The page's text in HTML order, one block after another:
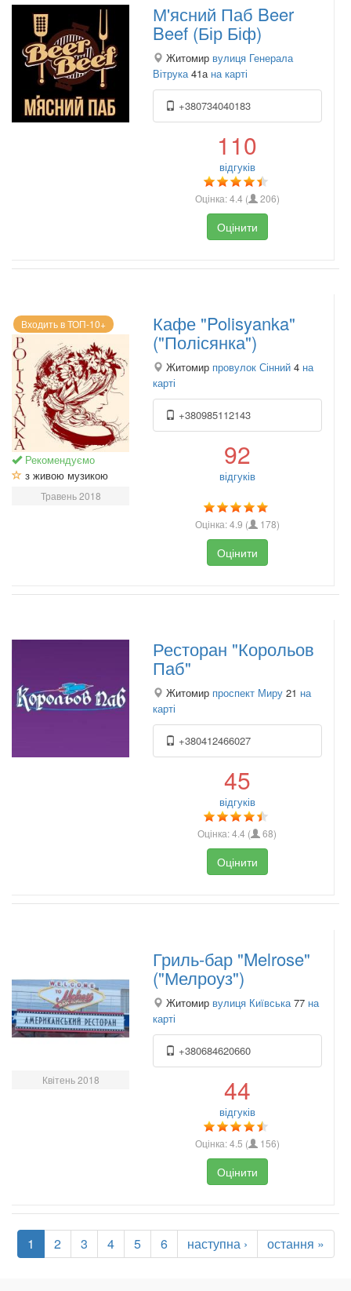
М'ясний Паб Beer
Beef (Бір Біф)
Житомир вулиця Генерала
Вітрука 41а на карті
+380734040183
110
відгуків
Оцінка:4.4 ( 206)
Оцінити
Входить в ТОП-10+
Рекомендуємо
з живою музикою
Травень 2018
Кафе "Polisyanka"
("Полісянка")
Житомир провулок Сінний 4 на
карті
+380985112143
92
відгуків
Оцінка:4.9 ( 178)
Оцінити
Ресторан "Корольов
Паб"
Житомир проспект Миру 21 на
карті
+380412466027
45
відгуків
Оцінка:4.4 ( 68)
Оцінити
Квітень 2018
Гриль-бар "Melrose"
("Мелроуз")
Житомир вулиця Київська 77 на
карті
+380684620660
44
відгуків
Оцінка:4.5 ( 156)
Оцінити
1 2 3 4 5 6 наступна › остання »